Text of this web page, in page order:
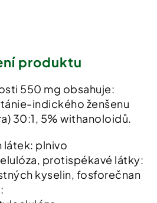
produktu
550 mg obsahuje:
indického ženšenu
30:1, 5% withanoloidů.
látek: plnivo
protispékavé látky:
kyselin, fosforečnan